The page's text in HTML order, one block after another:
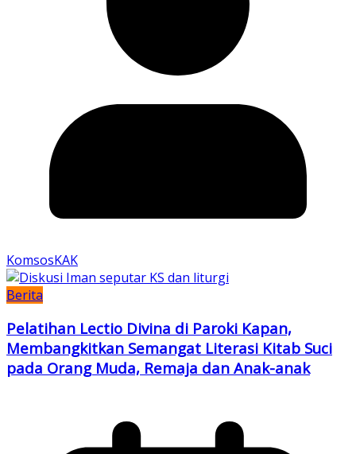
KomsosKAK
Berita
Pelatihan Lectio Divina di Paroki Kapan,
Membangkitkan Semangat Literasi Kitab Suci
pada Orang Muda, Remaja dan Anak-anak